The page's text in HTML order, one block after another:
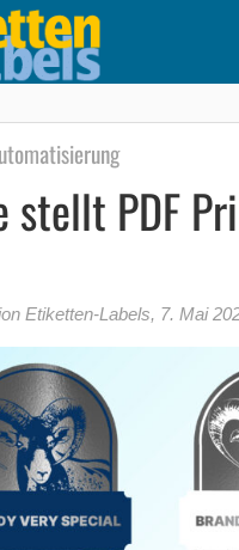
stellt PDF
Etiketten-Labels, 7. Mai